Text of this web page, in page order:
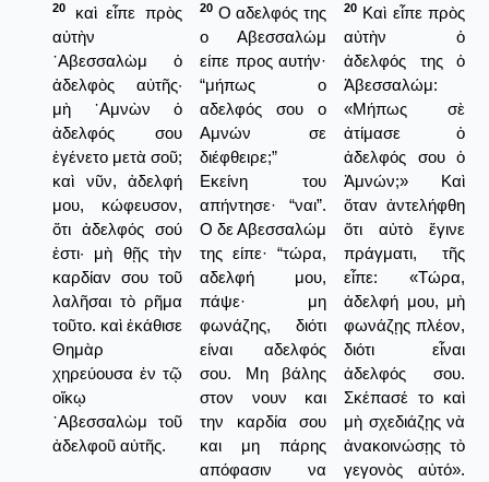
20
καὶ εἶπε πρὸς
αὐτὴν
᾿Αβεσσαλὼμ ὁ
ἀδελφὸς αὐτῆς·
μὴ ᾿Αμνὼν ὁ
ἀδελφός σου
ἐγένετο μετὰ σοῦ;
καὶ νῦν, ἀδελφή
μου, κώφευσον,
ὅτι ἀδελφός σού
ἐστι· μὴ θῇς τὴν
καρδίαν σου τοῦ
λαλῆσαι τὸ ρῆμα
τοῦτο. καὶ ἐκάθισε
Θημὰρ
χηρεύουσα ἐν τῷ
οἴκῳ
᾿Αβεσσαλὼμ τοῦ
ἀδελφοῦ αὐτῆς.
20 Ο αδελφός της
ο Αβεσσαλώμ
είπε προς αυτήν·
“μήπως ο
αδελφός σου ο
Αμνών σε
διέφθειρε;”
Εκείνη του
απήντησε· “ναι”.
Ο δε Αβεσσαλώμ
της είπε· “τώρα,
αδελφή μου,
πάψε· μη
φωνάζης, διότι
είναι αδελφός
σου. Μη βάλης
στον νουν και
την καρδία σου
και μη πάρης
απόφασιν να
20 Καὶ εἶπε πρὸς
αὐτὴν ὁ
ἀδελφός της ὁ
Ἀβεσσαλώμ:
«Μήπως σὲ
ἀτίμασε ὁ
ἀδελφός σου ὁ
Ἀμνών;» Καὶ
ὅταν ἀντελήφθη
ὅτι αὐτὸ ἔγινε
πράγματι, τῆς
εἶπε: «Τώρα,
ἀδελφή μου, μὴ
φωνάζῃς πλέον,
διότι εἶναι
ἀδελφός σου.
Σκέπασέ το καὶ
μὴ σχεδιάζῃς νὰ
ἀνακοινώσῃς τὸ
γεγονὸς αὐτό».